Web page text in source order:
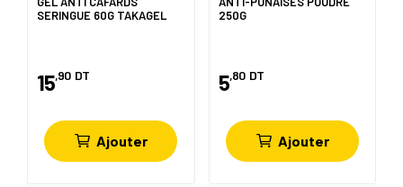
SERINGUE 60G TAKAGEL
15,90 DT
Ajouter
250G
5,80 DT
Ajouter